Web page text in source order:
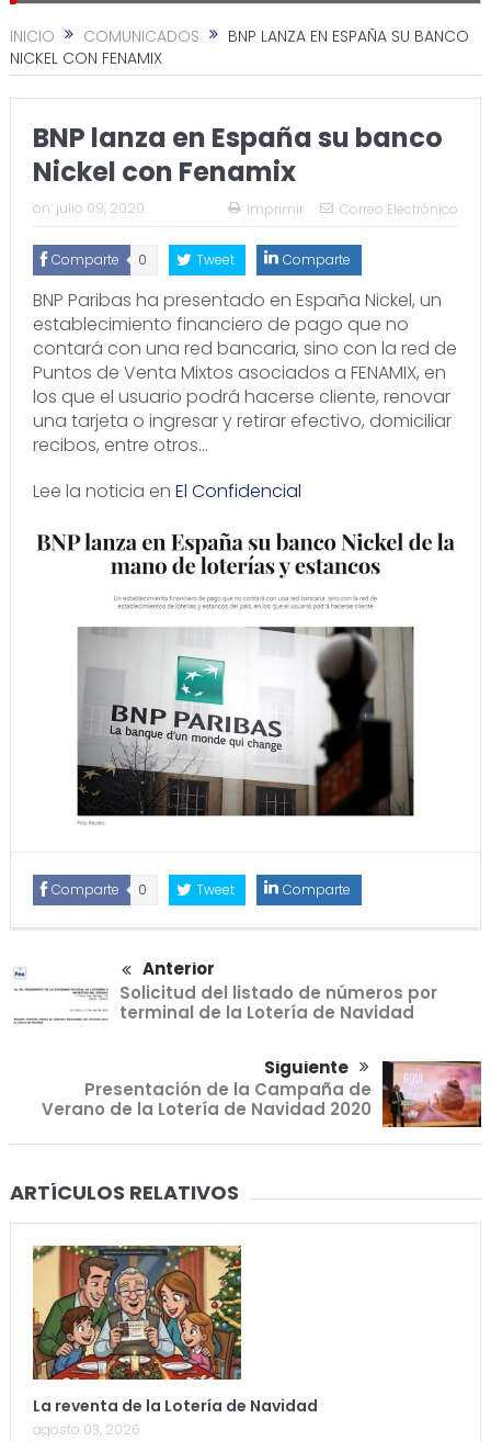
INICIO COMUNICADOS
BNP LANZA EN ESPAÑA SU BANCO
NICKEL CON FENAMIX
BNP lanza en España su banco
Nickel con Fenamix
on: julio 09, 2020 Imprimir Correo Electrónico
Comparte 0 Tweet Comparte
BNP Paribas ha presentado en España Nickel, un
establecimiento financiero de pago que no
contará con una red bancaria, sino con la red de
Puntos de Venta Mixtos asociados a FENAMIX, en
los que el usuario podrá hacerse cliente, renovar
una tarjeta o ingresar y retirar efectivo, domiciliar
recibos, entre otros…
Lee la noticia en El Confidencial
Comparte 0 Tweet Comparte
Anterior
Solicitud del listado de números por
terminal de la Lotería de Navidad
Siguiente
Presentación de la Campaña de
Verano de la Lotería de Navidad 2020
ARTÍCULOS RELATIVOS
La reventa de la Lotería de Navidad
agosto 03, 2026